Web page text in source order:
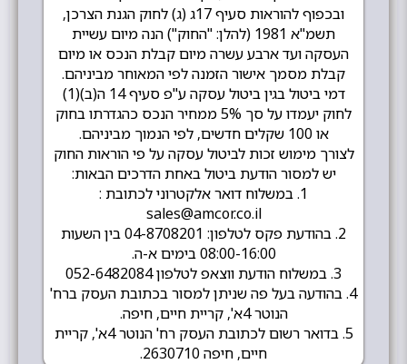
ובכפוף להוראות סעיף 17ג (ג) לחוק הגנת הצרכן,
תשמ"א 1981 (להלן: "החוק") הנה מיום עשיית
העסקה ועד ארבע עשרה מיום קבלת הנכס או מיום
קבלת מסמך אישור הזמנה לפי המאוחר מביניהם.
דמי ביטול בגין ביטול עסקה ע"פ סעיף 14 ה(ב)(1)
לחוק יעמדו על סך 5% ממחיר הנכס כהגדרתו בחוק
או 100 שקלים חדשים, לפי הנמוך מביניהם.
לצורך מימוש זכות לביטול עסקה על פי הוראות החוק
יש למסור הודעת ביטול באחת הדרכים הבאות:
1. במשלוח דואר אלקטרוני לכתובת :
sales@amcor.co.il
2. בהודעת פקס לטלפון: 04-8708201 בין השעות
08:00-16:00 בימים א-ה.
3. במשלוח הודעת ווצאפ לטלפון 052-6482084
4. בהודעה בעל פה שניתן למסור בכתובת העסק ברח'
הנוטר 4א', קריית חיים, חיפה.
5. בדואר רשום לכתובת העסק רח' הנוטר 4א', קריית
חיים, חיפה 2630710.